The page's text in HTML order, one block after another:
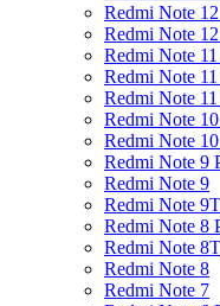
Redmi Note
Redmi Note
Redmi Note 11
Redmi Note
Redmi Note
Redmi Note
Redmi Note
Redmi Note 9
Redmi Note 9
Redmi Note
Redmi Note 8
Redmi Note 8T
Redmi Note 8
Redmi Note 7